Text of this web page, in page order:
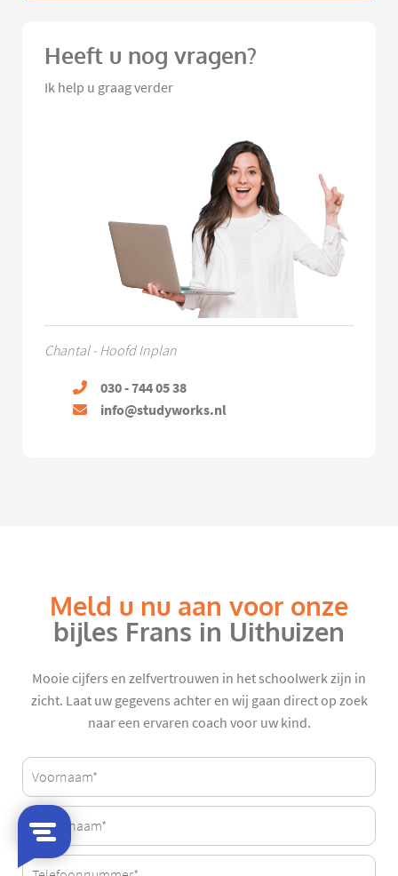
Heeft u nog vragen?
Ik help u graag verder
Chantal - Hoofd Inplan
030 - 744 05 38
info@studyworks.nl
Meld u nu aan voor onze
bijles Frans in Uithuizen
Mooie cijfers en zelfvertrouwen in het schoolwerk zijn in
zicht. Laat uw gegevens achter en wij gaan direct op zoek
naar een ervaren coach voor uw kind.